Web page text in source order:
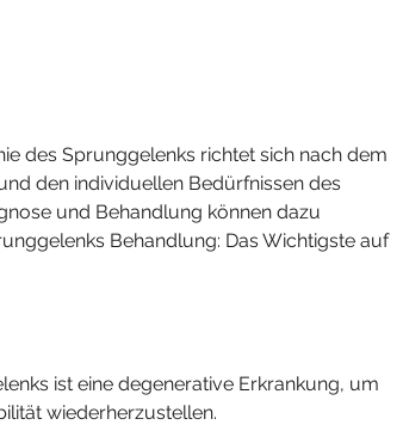
des Sprunggelenks richtet sich nach dem
den individuellen Bedürfnissen des
und Behandlung können dazu
Behandlung: Das Wichtigste auf
ist eine degenerative Erkrankung, um
wiederherzustellen.